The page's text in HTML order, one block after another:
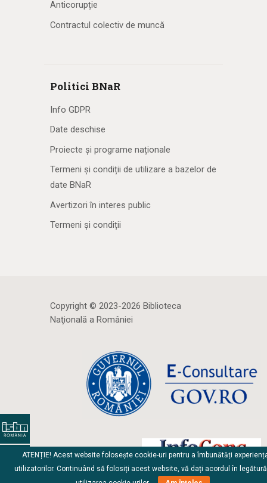
Anticorupție
Contractul colectiv de muncă
Politici BNaR
Info GDPR
Date deschise
Proiecte și programe naționale
Termeni și condiții de utilizare a bazelor de
date BNaR
Avertizori în interes public
Termeni și condiții
Copyright © 2023-2026 Biblioteca
Naţională a României
ATENȚIE! Acest website folosește cookie-uri pentru a îmbunătăți
utilizatorilor. Continuând să folosiți acest website, vă dați acordul în